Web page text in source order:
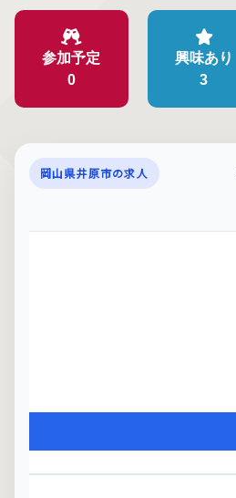
参加予定
0
興味あり
3
岡山県井原市の求人